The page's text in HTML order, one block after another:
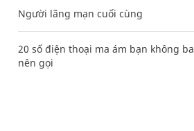
Người lãng mạn cuối cùng
20 số điện thoại ma ám bạn không
nên gọi